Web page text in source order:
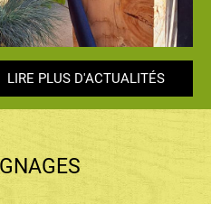
LIRE PLUS D'ACTUALITÉS
LIRE PLUS D'ACTUALITÉS
LIRE PLUS D'ACTUALITÉS
LIRE PLUS D'ACTUALITÉS
LIRE PLUS D'ACTUALITÉS